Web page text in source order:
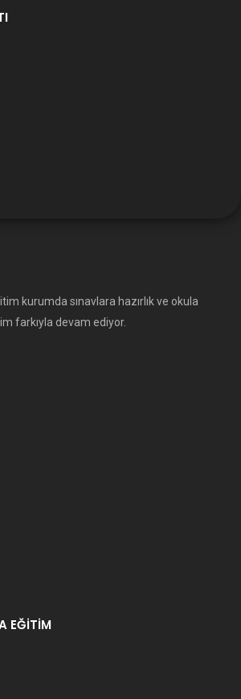
kurumda sınavlara hazırlık ve okula
farkıyla devam ediyor.
EĞITIM